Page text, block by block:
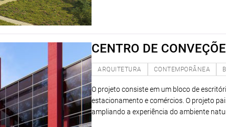
CENTRO DE
ARQUITETURA CONTEMPORÂNEA
O projeto consiste em um bloco de
estacionamento e comércios. O projeto
ampliando a experiência do ambiente